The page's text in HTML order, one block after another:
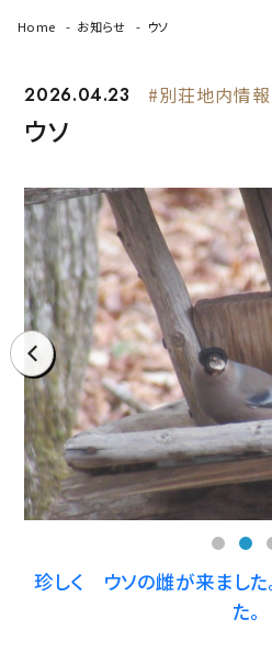
Home お知らせ ウソ
2026.04.23 #別荘地内情報
ウソ
prev
珍しく ウソの雌が来まし
た。
残念なが